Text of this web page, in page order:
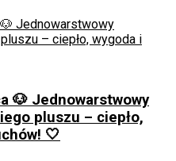
🐶 Jednowarstwowy
pluszu – ciepło,
🤍